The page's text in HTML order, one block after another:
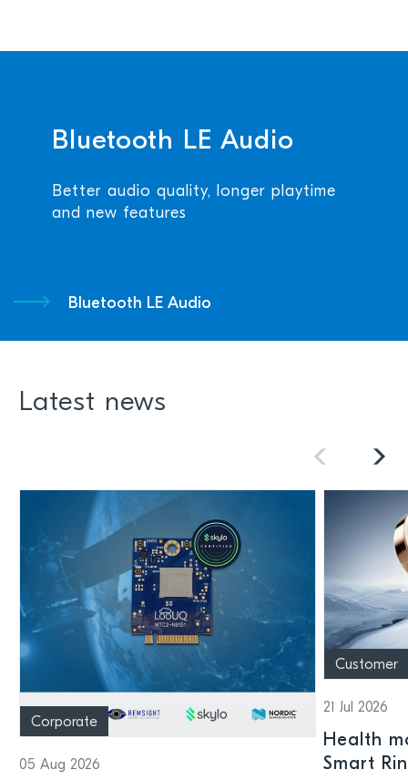
Bluetooth LE Audio
Better audio quality, longer playtime
and new features
Bluetooth LE Audio
Latest news
Corporate
05 Aug 2026
Customer
21 Jul 2026
Health
Smart